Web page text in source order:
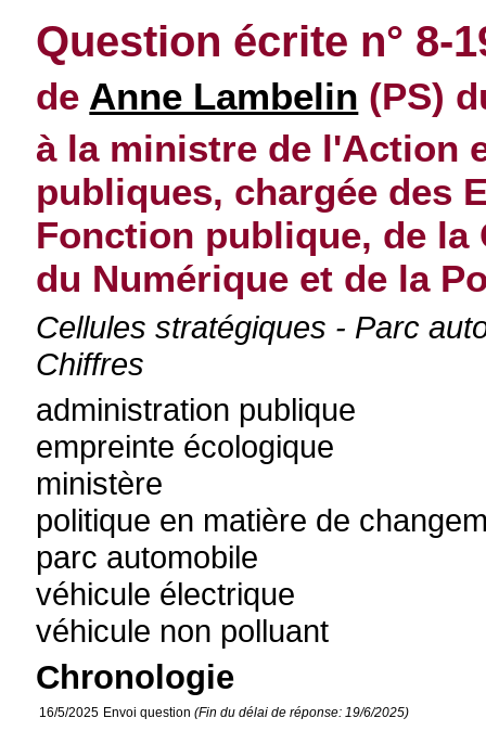
Question écrite n° 8-
de Anne Lambelin (PS)
à la ministre de l'Action
publiques, chargée des
Fonction publique, de
du Numérique et de la
Cellules stratégiques - Parc
Chiffres
administration publique
empreinte écologique
ministère
politique en matière de
parc automobile
véhicule électrique
véhicule non polluant
Chronologie
16/5/2025 Envoi question(Fin du délai de réponse: 19/6/2025)